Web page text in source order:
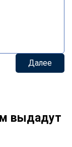
Далее
выдадут